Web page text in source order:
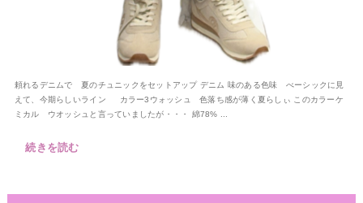
頼れるデニムで 夏のチュニックをセットアップ デニム 味のある色味 べーシックに見
えて、今期らしいライン カラー3ウォッシュ 色落ち感が薄く夏らしぃ このカラーケ
ミカル ウオッシュと言っていましたが・・・ 綿78% ...
続きを読む